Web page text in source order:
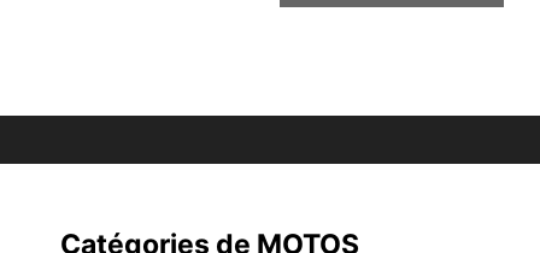
Catégories de MOTOS